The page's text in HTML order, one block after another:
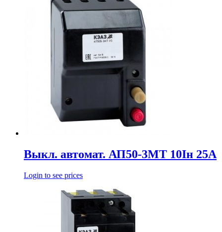
Выкл. автомат. АП50-3МТ 10Iн 25А
Login to see prices